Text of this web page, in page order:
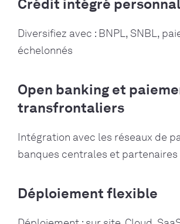
Crédit intégré
Diversifiez avec : BNPL, SNBL,
échelonnés
Open banking et
transfrontaliers
Intégration avec les réseaux de
banques centrales et partenaires
Déploiement flexible